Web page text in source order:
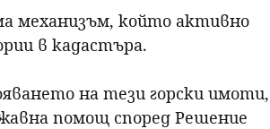
механизъм, който активно
в кадастъра.
на тези горски имоти,
помощ според Решение